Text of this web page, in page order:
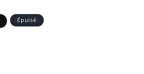
Épuisé